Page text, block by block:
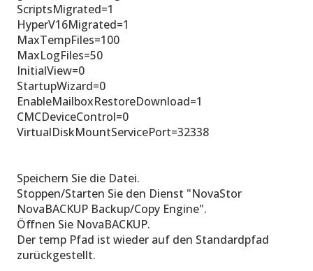
ScriptsMigrated=1
HyperV16Migrated=1
MaxTempFiles=100
MaxLogFiles=50
InitialView=0
StartupWizard=0
EnableMailboxRestoreDownload=1
CMCDeviceControl=0
VirtualDiskMountServicePort=32338
Speichern Sie die Datei.
Stoppen/Starten Sie den Dienst "NovaStor
NovaBACKUP Backup/Copy Engine".
Öffnen Sie NovaBACKUP.
Der temp Pfad ist wieder auf den Standardpfad
zurückgestellt.